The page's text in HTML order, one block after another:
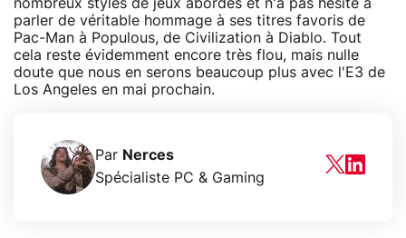
nombreux styles de jeux abordés et n'a pas hésité à
parler de véritable hommage à ses titres favoris de
Pac-Man à Populous, de Civilization à Diablo. Tout
cela reste évidemment encore très flou, mais nulle
doute que nous en serons beaucoup plus avec l'E3 de
Los Angeles en mai prochain.
Par Nerces
Spécialiste PC & Gaming